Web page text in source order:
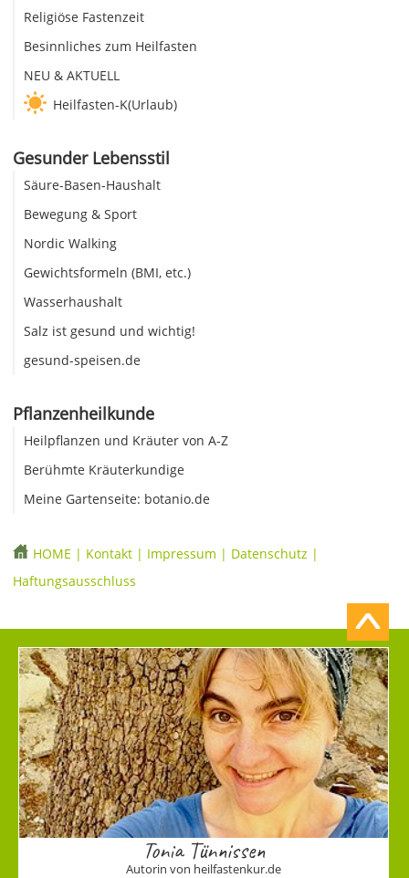
Religiöse Fastenzeit
Besinnliches zum Heilfasten
NEU & AKTUELL
Heilfasten-K(Urlaub)
Gesunder Lebensstil
Säure-Basen-Haushalt
Bewegung & Sport
Nordic Walking
Gewichtsformeln (BMI, etc.)
Wasserhaushalt
Salz ist gesund und wichtig!
gesund-speisen.de
Pflanzenheilkunde
Heilpflanzen und Kräuter von A-Z
Berühmte Kräuterkundige
Meine Gartenseite: botanio.de
HOME | Kontakt | Impressum | Datenschutz |
Haftungsausschluss
Tonia Tünnissen
Autorin von heilfastenkur.de